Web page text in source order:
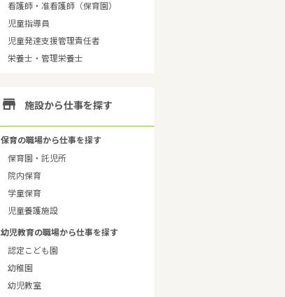
看護師・准看護師（保育園）
児童指導員
児童発達支援管理責任者
栄養士・管理栄養士
 施設から仕事を探す
保育の職場から仕事を探す
保育園・託児所
院内保育
学童保育
児童養護施設
幼児教育の職場から仕事を探す
認定こども園
幼稚園
幼児教室